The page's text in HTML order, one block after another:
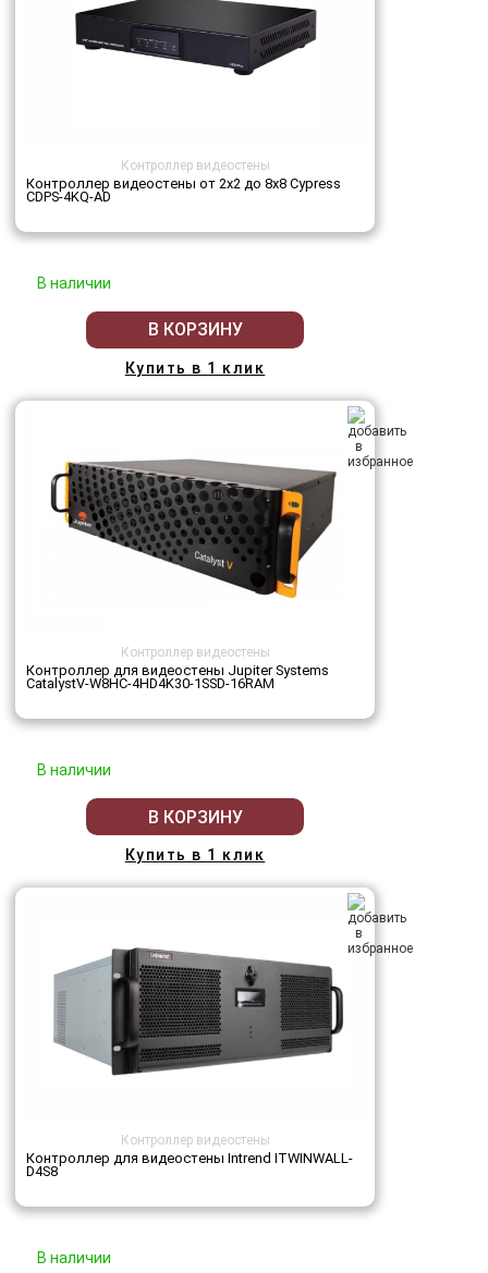
Контроллер видеостены
Контроллер видеостены от 2х2 до 8х8 Cypress
CDPS-4KQ-AD
В наличии
В КОРЗИНУ
Купить в 1 клик
Контроллер видеостены
Контроллер для видеостены Jupiter Systems
CatalystV-W8HC-4HD4K30-1SSD-16RAM
В наличии
В КОРЗИНУ
Купить в 1 клик
Контроллер видеостены
Контроллер для видеостены Intrend ITWINWALL-
D4S8
В наличии